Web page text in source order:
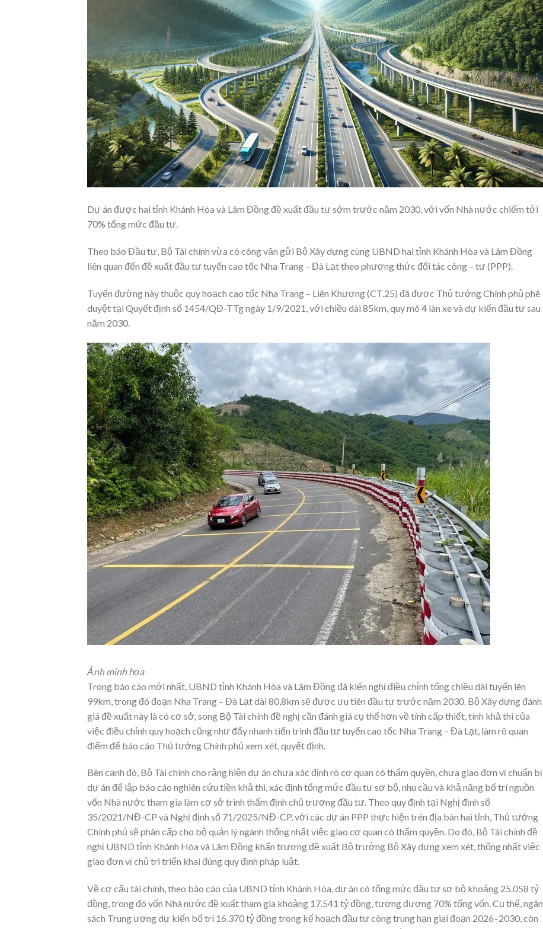
Dự án được hai tỉnh Khánh Hòa và Lâm Đồng đề xuất đầu tư sớm trước năm 2030, với vốn Nhà nước chiếm tới
70% tổng mức đầu tư.
Theo báo Đầu tư, Bộ Tài chính vừa có công văn gửi Bộ Xây dựng cùng UBND hai tỉnh Khánh Hòa và Lâm Đồng
liên quan đến đề xuất đầu tư tuyến cao tốc Nha Trang – Đà Lạt theo phương thức đối tác công – tư (PPP).
Tuyến đường này thuộc quy hoạch cao tốc Nha Trang – Liên Khương (CT.25) đã được Thủ tướng Chính phủ phê
duyệt tại Quyết định số 1454/QĐ-TTg ngày 1/9/2021, với chiều dài 85km, quy mô 4 làn xe và dự kiến đầu tư sau
năm 2030.
Ảnh minh họa
Trong báo cáo mới nhất, UBND tỉnh Khánh Hòa và Lâm Đồng đã kiến nghị điều chỉnh tổng chiều dài tuyến lên
99km, trong đó đoạn Nha Trang – Đà Lạt dài 80,8km sẽ được ưu tiên đầu tư trước năm 2030. Bộ Xây dựng đánh
giá đề xuất này là có cơ sở, song Bộ Tài chính đề nghị cần đánh giá cụ thể hơn về tính cấp thiết, tính khả thi của
việc điều chỉnh quy hoạch cũng như đẩy nhanh tiến trình đầu tư tuyến cao tốc Nha Trang – Đà Lạt, làm rõ quan
điểm để báo cáo Thủ tướng Chính phủ xem xét, quyết định.
Bên cạnh đó, Bộ Tài chính cho rằng hiện dự án chưa xác định rõ cơ quan có thẩm quyền, chưa giao đơn vị chuẩn bị
dự án để lập báo cáo nghiên cứu tiền khả thi, xác định tổng mức đầu tư sơ bộ, nhu cầu và khả năng bố trí nguồn
vốn Nhà nước tham gia làm cơ sở trình thẩm định chủ trương đầu tư. Theo quy định tại Nghị định số
35/2021/NĐ-CP và Nghị định số 71/2025/NĐ-CP, với các dự án PPP thực hiện trên địa bàn hai tỉnh, Thủ tướng
Chính phủ sẽ phân cấp cho bộ quản lý ngành thống nhất việc giao cơ quan có thẩm quyền. Do đó, Bộ Tài chính đề
nghị UBND tỉnh Khánh Hòa và Lâm Đồng khẩn trương đề xuất Bộ trưởng Bộ Xây dựng xem xét, thống nhất việc
giao đơn vị chủ trì triển khai đúng quy định pháp luật.
Về cơ cấu tài chính, theo báo cáo của UBND tỉnh Khánh Hòa, dự án có tổng mức đầu tư sơ bộ khoảng 25.058 tỷ
đồng, trong đó vốn Nhà nước đề xuất tham gia khoảng 17.541 tỷ đồng, tương đương 70% tổng vốn. Cụ thể, ngân
sách Trung ương dự kiến bố trí 16.370 tỷ đồng trong kế hoạch đầu tư công trung hạn giai đoạn 2026–2030, còn